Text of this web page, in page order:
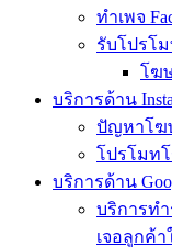
ทำเพจ
รับโปรโ
โฆ
บริการด้าน
ปัญหาโฆ
โปรโมท
บริการด้าน
บริการท
เจอลูกค้